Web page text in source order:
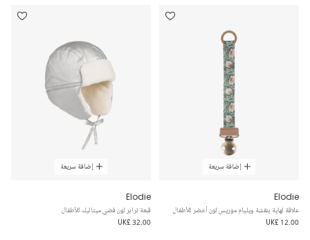
إضافة سريعة
Elodie
علاقة لهاية بنقشة ويليام موريس لون أخضر للأطفال
UK£ 12.00
إضافة سريعة
Elodie
قبعة ترابر لون فضي ميتاليك للأطفال
UK£ 32.00